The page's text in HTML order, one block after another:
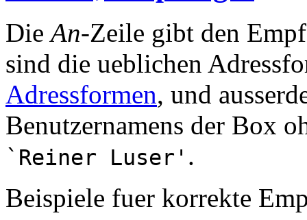
DieAn-Zeile gibt den
sind die ueblichen
Adressformen, und
Benutzernamens der Box
`Reiner Luser' .
Beispiele fuer korrekte